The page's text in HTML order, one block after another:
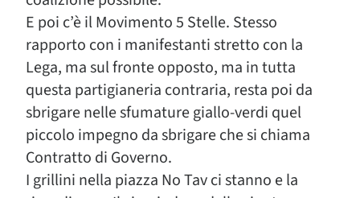
E poi c’è il Movimento 5 Stelle. Stesso
rapporto con i manifestanti stretto con la
Lega, ma sul fronte opposto, ma in tutta
questa partigianeria contraria, resta poi da
sbrigare nelle sfumature giallo-verdi quel
piccolo impegno da sbrigare che si chiama
Contratto di Governo.
I grillini nella piazza No Tav ci stanno e la